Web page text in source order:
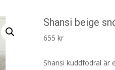
Shansi beige
655kr
Shansi kuddfodral är